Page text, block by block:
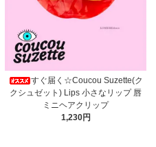
すぐ届く☆Coucou Suzette(ク
クシュゼット) Lips 小さなリップ 唇
ミニヘアクリップ
1,230円